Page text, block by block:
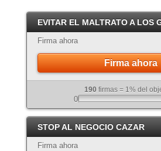
Crema
Atigrado
EVITAR EL MALTRATO A LOS
Firma ahora
Firma ahora
190 firmas = 1% del
0
STOP AL NEGOCIO CAZAR
Firma ahora